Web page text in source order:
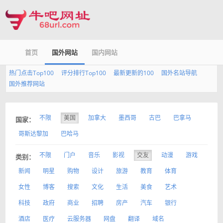
首页 国外网站 国内网站
热门点击Top100 评分排行Top100 最新更新的100
国外名站导航
国外推荐网站
国家： 不限 美国 加拿大 墨西哥 古巴
巴拿马
哥斯达黎加
巴哈马
类别： 不限 门户 音乐 影视 交友 动漫
游戏
新闻
明星 购物 设计 旅游 教育
体育
女性
博客 搜索 文化 生活 美食
艺术
科技
政府 商业 招聘 房产 汽车
银行
酒店
医疗 云服务器 网盘 翻译 域名